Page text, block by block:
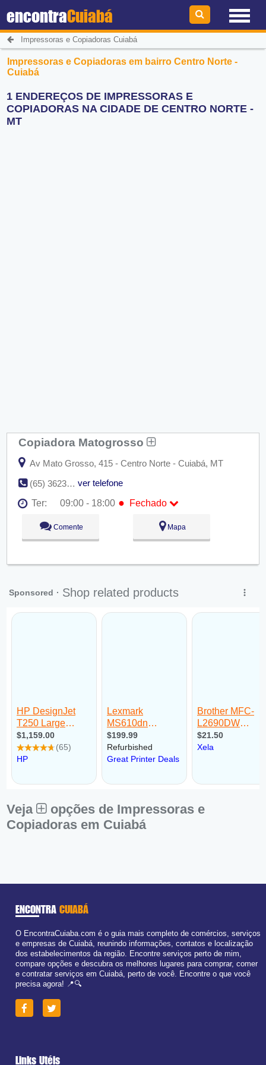
encontraCuiabá
Impressoras e Copiadoras Cuiabá
Impressoras e Copiadoras em bairro Centro Norte -
Cuiabá
1 ENDEREÇOS DE IMPRESSORAS E
COPIADORAS NA CIDADE DE CENTRO NORTE -
MT
Copiadora Matogrosso
Av Mato Grosso, 415 - Centro Norte - Cuiabá, MT
(65) 3623-2554
ver telefone
Ter:
09:00 - 18:00 ● Fechado
09:00 - 18:00
Fechado
Qua:
09:00 - 18:00
Sex:
09:00 - 18:00
Comente Mapa
Veja
opções de Impressoras e
Copiadoras em Cuiabá
ENCONTRA CUIABÁ
O EncontraCuiaba.com é o guia mais completo de comércios, serviços
e empresas de Cuiabá, reunindo informações, contatos e localização
dos estabelecimentos da região. Encontre serviços perto de mim,
compare opções e descubra os melhores lugares para comprar, comer
e contratar serviços em Cuiabá, perto de você. Encontre o que você
precisa agora! 📍🔍
Links Utéis